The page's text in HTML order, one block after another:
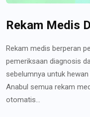
Rekam Medis
Rekam medis berperan
pemeriksaan diagnosis
sebelumnya untuk
Anabul semua rekam
otomatis...